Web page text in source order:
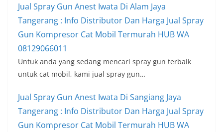
Jual Spray Gun Anest Iwata Di Alam Jaya
Tangerang : Info Distributor Dan Harga Jual Spray
Gun Kompresor Cat Mobil Termurah HUB WA
08129066011
Untuk anda yang sedang mencari spray gun terbaik
untuk cat mobil, kami jual spray gun…
Jual Spray Gun Anest Iwata Di Sangiang Jaya
Tangerang : Info Distributor Dan Harga Jual Spray
Gun Kompresor Cat Mobil Termurah HUB WA